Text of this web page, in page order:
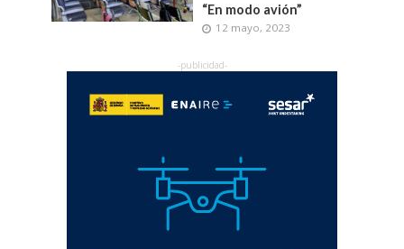
“En modo avión”
12 mayo, 2023